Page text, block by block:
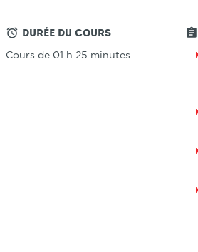
access_alarm Durée du cours
Cours de 01 h 25 minutes
assignment